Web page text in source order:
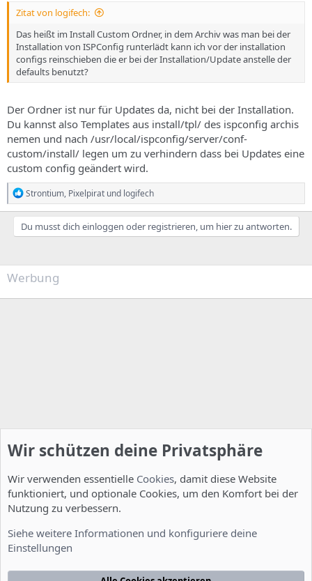
Zitat von logifech:
Das heißt im Install Custom Ordner, in dem Archiv was man bei der
Installation von ISPConfig runterlädt kann ich vor der installation
configs reinschieben die er bei der Installation/Update anstelle der
defaults benutzt?
Der Ordner ist nur für Updates da, nicht bei der Installation.
Du kannst also Templates aus install/tpl/ des ispconfig archis
nemen und nach /usr/local/ispconfig/server/conf-
custom/install/ legen um zu verhindern dass bei Updates eine
custom config geändert wird.
R
e
a
k
t
e
Strontium, Pixelpirat und logifech
Du musst dich einloggen oder registrieren, um hier zu antworten.
Werbung
Nutzungsbedingungen Datenschutzerklärung
Wir schützen deine Privatsphäre
Wir verwenden essentielle Cookies, damit diese Website
funktioniert, und optionale Cookies, um den Komfort bei der
Nutzung zu verbessern.
Siehe weitere Informationen und konfiguriere deine
Einstellungen